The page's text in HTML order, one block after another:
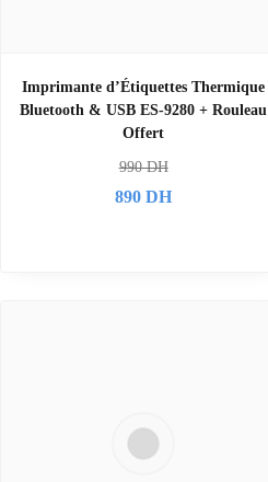
Imprimante d’Étiquettes Thermique
Bluetooth & USB ES-9280 + Rouleau
Offert
990DH
890 DH